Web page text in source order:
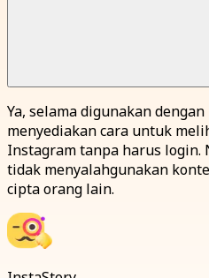
Ya, selama digunakan
menyediakan cara untuk
Instagram tanpa harus
tidak menyalahgunakan
cipta orang lain.